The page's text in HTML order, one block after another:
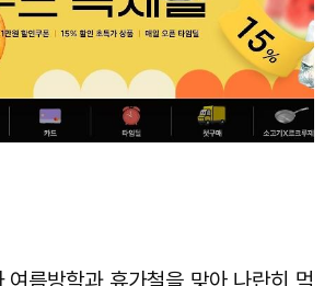
여름방학과 휴가철을 맞아 나란히 먹